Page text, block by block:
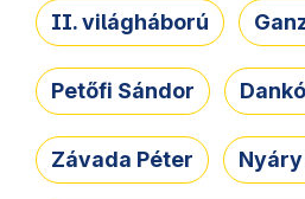
II. világháború
Petőfi Sándor
Závada Péter